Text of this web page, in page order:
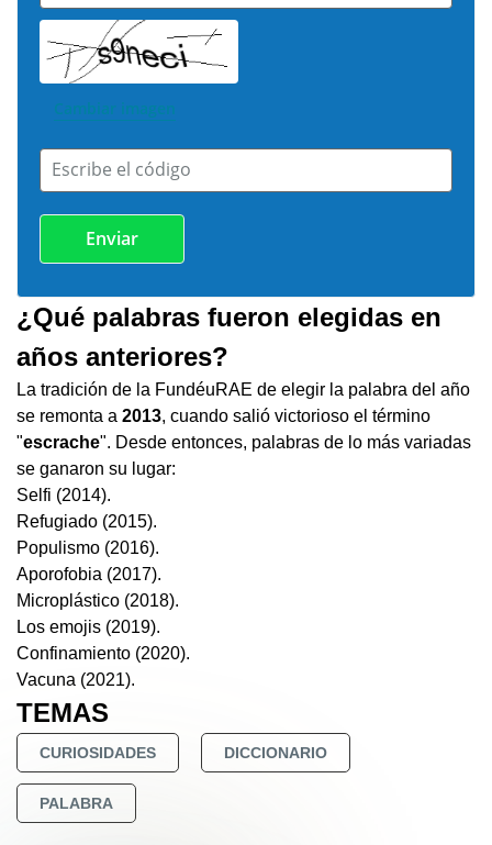
Cambiar imagen
Escribe el código
¿Qué palabras fueron elegidas en
años anteriores?
La tradición de la FundéuRAE de elegir la palabra del año
se remonta a 2013, cuando salió victorioso el término
"escrache". Desde entonces, palabras de lo más variadas
se ganaron su lugar:
Selfi (2014).
Refugiado (2015).
Populismo (2016).
Aporofobia (2017).
Microplástico (2018).
Los emojis (2019).
Confinamiento (2020).
Vacuna (2021).
TEMAS
CURIOSIDADES DICCIONARIO
PALABRA